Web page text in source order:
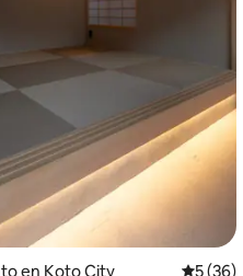
de 5, 41 reseñas
en Koto City
5 (36)